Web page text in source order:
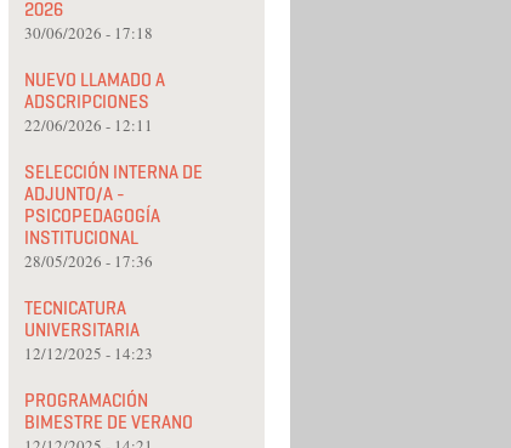
2026
30/06/2026 - 17:18
NUEVO LLAMADO A
ADSCRIPCIONES
22/06/2026 - 12:11
SELECCIÓN INTERNA DE
ADJUNTO/A -
PSICOPEDAGOGÍA
INSTITUCIONAL
28/05/2026 - 17:36
TECNICATURA
UNIVERSITARIA
12/12/2025 - 14:23
PROGRAMACIÓN
BIMESTRE DE VERANO